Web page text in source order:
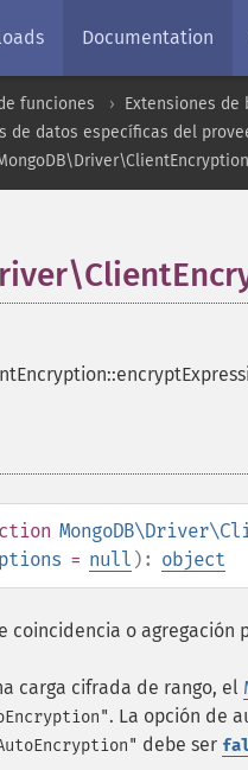
Documentation
funciones
Extensiones de
de datos específicas del
= null ): object
coincidencia o agregación
carga cifrada de rango, el
. La opción de
debe ser